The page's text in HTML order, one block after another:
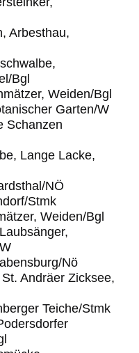
Arbesthau,
Bgl
Weiden/Bgl
Garten/W
Schanzen
Lange Lacke,
NÖ
Stmk
Weiden/Bgl
Nö
Andräer Zicksee,
Teiche/Stmk